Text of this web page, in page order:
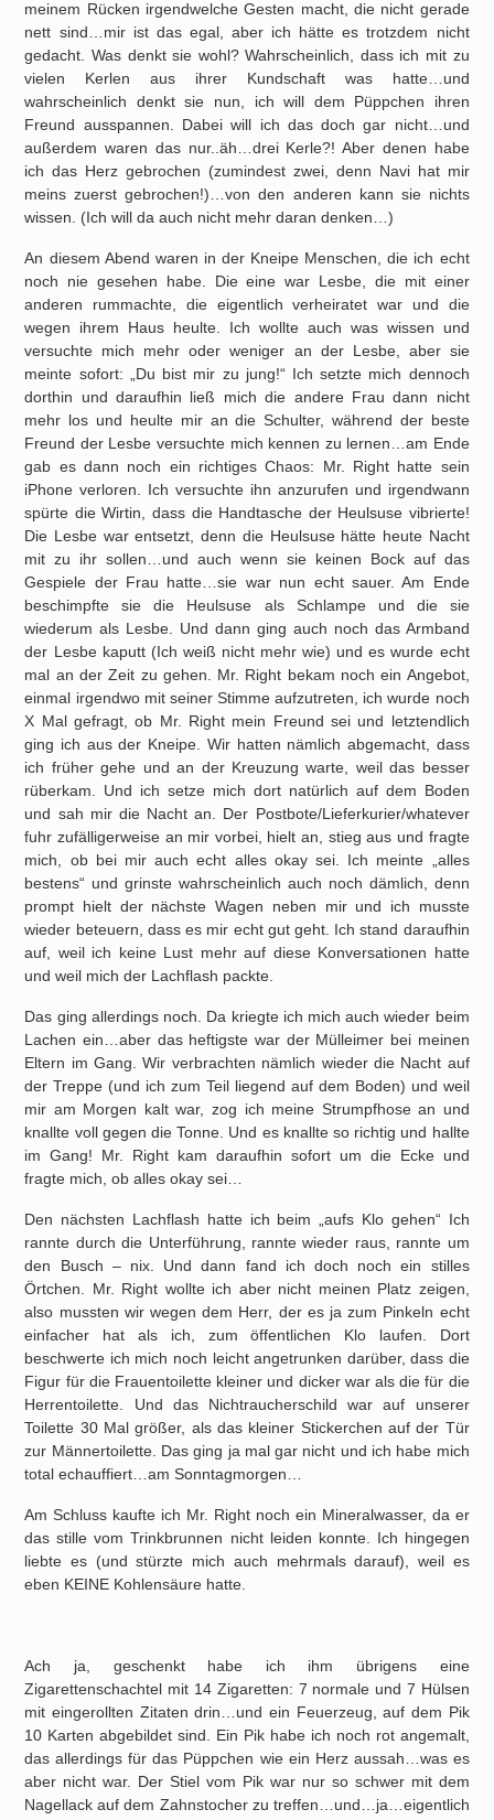
meinem Rücken irgendwelche Gesten macht, die nicht gerade
nett sind…mir ist das egal, aber ich hätte es trotzdem nicht
gedacht. Was denkt sie wohl? Wahrscheinlich, dass ich mit zu
vielen Kerlen aus ihrer Kundschaft was hatte…und
wahrscheinlich denkt sie nun, ich will dem Püppchen ihren
Freund ausspannen. Dabei will ich das doch gar nicht…und
außerdem waren das nur..äh…drei Kerle?! Aber denen habe
ich das Herz gebrochen (zumindest zwei, denn Navi hat mir
meins zuerst gebrochen!)…von den anderen kann sie nichts
wissen. (Ich will da auch nicht mehr daran denken…)
An diesem Abend waren in der Kneipe Menschen, die ich echt
noch nie gesehen habe. Die eine war Lesbe, die mit einer
anderen rummachte, die eigentlich verheiratet war und die
wegen ihrem Haus heulte. Ich wollte auch was wissen und
versuchte mich mehr oder weniger an der Lesbe, aber sie
meinte sofort: „Du bist mir zu jung!“ Ich setzte mich dennoch
dorthin und daraufhin ließ mich die andere Frau dann nicht
mehr los und heulte mir an die Schulter, während der beste
Freund der Lesbe versuchte mich kennen zu lernen…am Ende
gab es dann noch ein richtiges Chaos: Mr. Right hatte sein
iPhone verloren. Ich versuchte ihn anzurufen und irgendwann
spürte die Wirtin, dass die Handtasche der Heulsuse vibrierte!
Die Lesbe war entsetzt, denn die Heulsuse hätte heute Nacht
mit zu ihr sollen…und auch wenn sie keinen Bock auf das
Gespiele der Frau hatte…sie war nun echt sauer. Am Ende
beschimpfte sie die Heulsuse als Schlampe und die sie
wiederum als Lesbe. Und dann ging auch noch das Armband
der Lesbe kaputt (Ich weiß nicht mehr wie) und es wurde echt
mal an der Zeit zu gehen. Mr. Right bekam noch ein Angebot,
einmal irgendwo mit seiner Stimme aufzutreten, ich wurde noch
X Mal gefragt, ob Mr. Right mein Freund sei und letztendlich
ging ich aus der Kneipe. Wir hatten nämlich abgemacht, dass
ich früher gehe und an der Kreuzung warte, weil das besser
rüberkam. Und ich setze mich dort natürlich auf dem Boden
und sah mir die Nacht an. Der Postbote/Lieferkurier/whatever
fuhr zufälligerweise an mir vorbei, hielt an, stieg aus und fragte
mich, ob bei mir auch echt alles okay sei. Ich meinte „alles
bestens“ und grinste wahrscheinlich auch noch dämlich, denn
prompt hielt der nächste Wagen neben mir und ich musste
wieder beteuern, dass es mir echt gut geht. Ich stand daraufhin
auf, weil ich keine Lust mehr auf diese Konversationen hatte
und weil mich der Lachflash packte.
Das ging allerdings noch. Da kriegte ich mich auch wieder beim
Lachen ein…aber das heftigste war der Mülleimer bei meinen
Eltern im Gang. Wir verbrachten nämlich wieder die Nacht auf
der Treppe (und ich zum Teil liegend auf dem Boden) und weil
mir am Morgen kalt war, zog ich meine Strumpfhose an und
knallte voll gegen die Tonne. Und es knallte so richtig und hallte
im Gang! Mr. Right kam daraufhin sofort um die Ecke und
fragte mich, ob alles okay sei…
Den nächsten Lachflash hatte ich beim „aufs Klo gehen“ Ich
rannte durch die Unterführung, rannte wieder raus, rannte um
den Busch – nix. Und dann fand ich doch noch ein stilles
Örtchen. Mr. Right wollte ich aber nicht meinen Platz zeigen,
also mussten wir wegen dem Herr, der es ja zum Pinkeln echt
einfacher hat als ich, zum öffentlichen Klo laufen. Dort
beschwerte ich mich noch leicht angetrunken darüber, dass die
Figur für die Frauentoilette kleiner und dicker war als die für die
Herrentoilette. Und das Nichtraucherschild war auf unserer
Toilette 30 Mal größer, als das kleiner Stickerchen auf der Tür
zur Männertoilette. Das ging ja mal gar nicht und ich habe mich
total echauffiert…am Sonntagmorgen…
Am Schluss kaufte ich Mr. Right noch ein Mineralwasser, da er
das stille vom Trinkbrunnen nicht leiden konnte. Ich hingegen
liebte es (und stürzte mich auch mehrmals darauf), weil es
eben KEINE Kohlensäure hatte.
Ach ja, geschenkt habe ich ihm übrigens eine
Zigarettenschachtel mit 14 Zigaretten: 7 normale und 7 Hülsen
mit eingerollten Zitaten drin…und ein Feuerzeug, auf dem Pik
10 Karten abgebildet sind. Ein Pik habe ich noch rot angemalt,
das allerdings für das Püppchen wie ein Herz aussah…was es
aber nicht war. Der Stiel vom Pik war nur so schwer mit dem
Nagellack auf dem Zahnstocher zu treffen…und…ja…eigentlich